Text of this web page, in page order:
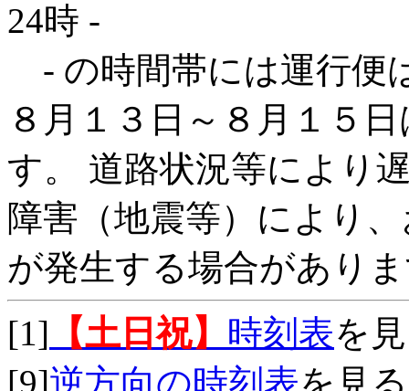
24時 -
- の時間帯には運行便
８月１３日～８月１５
す。 道路状況等により
障害（地震等）により
が発生する場合があり
[1] 【土日祝】 時刻表を
[9]逆方向の時刻表を見る